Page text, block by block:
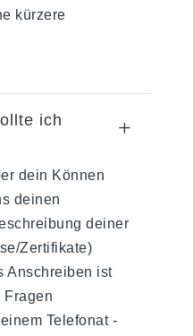
kürzere
ich
L
dein Können
deinen
deiner
Zertifikate)
Anschreiben ist
Fragen
Telefonat -